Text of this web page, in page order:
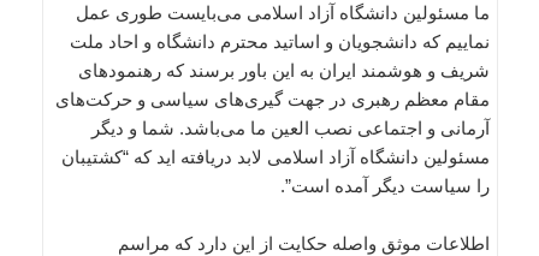
ما مسئولین دانشگاه آزاد اسلامی می‌بایست طوری عمل
نماییم که دانشجویان و اساتید محترم دانشگاه و احاد ملت
شریف و هوشمند ایران به این باور برسند که رهنمودهای
مقام معظم رهبری در جهت گیری‌های سیاسی و حرکت‌های
آرمانی و اجتماعی نصب العین ما می‌باشد. شما و دیگر
مسئولین دانشگاه آزاد اسلامی لابد دریافته اید که “کشتیبان
را سیاست دیگر آمده است”.
اطلاعات موثق واصله حکایت از این دارد که مراسم